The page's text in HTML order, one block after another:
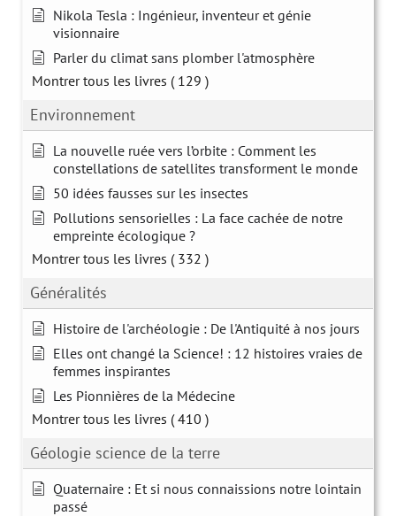
Nikola Tesla : Ingénieur, inventeur et génie
visionnaire
Parler du climat sans plomber l'atmosphère
Montrer tous les livres ( 129 )
Environnement
La nouvelle ruée vers l’orbite : Comment les
constellations de satellites transforment le monde
50 idées fausses sur les insectes
Pollutions sensorielles : La face cachée de notre
empreinte écologique ?
Montrer tous les livres ( 332 )
Généralités
Histoire de l'archéologie : De l'Antiquité à nos jours
Elles ont changé la Science! : 12 histoires vraies de
femmes inspirantes
Les Pionnières de la Médecine
Montrer tous les livres ( 410 )
Géologie science de la terre
Quaternaire : Et si nous connaissions notre lointain
passé